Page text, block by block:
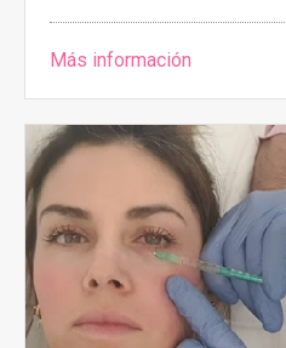
Más información